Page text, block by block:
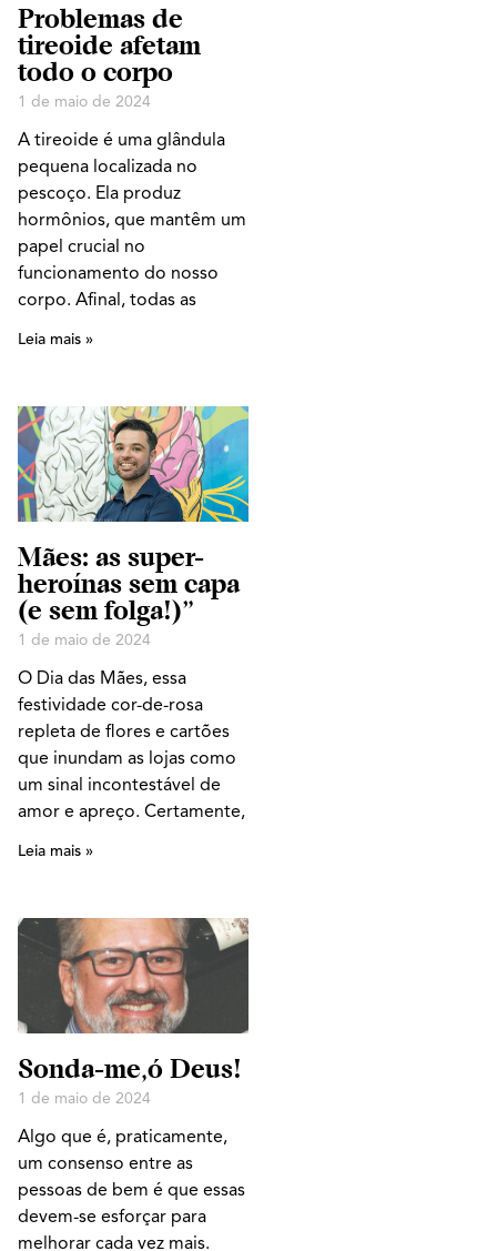
Problemas de
tireoide afetam
todo o corpo
1 de maio de 2024
A tireoide é uma glândula
pequena localizada no
pescoço. Ela produz
hormônios, que mantêm um
papel crucial no
funcionamento do nosso
corpo. Afinal, todas as
Leia mais »
Mães: as super-
heroínas sem capa
(e sem folga!)”
1 de maio de 2024
O Dia das Mães, essa
festividade cor-de-rosa
repleta de flores e cartões
que inundam as lojas como
um sinal incontestável de
amor e apreço. Certamente,
Leia mais »
Sonda-me,ó Deus!
1 de maio de 2024
Algo que é, praticamente,
um consenso entre as
pessoas de bem é que essas
devem-se esforçar para
melhorar cada vez mais.